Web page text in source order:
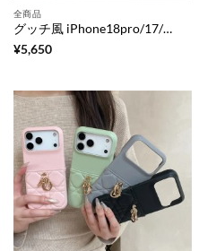
全商品
グッチ風 iPhone18pro/17/16 ケース キラキラ iphone18promax/17pro/17promax ケース クリア ブランド iphone16pro/15pro ケース ラメ グリッター iphone14/13 ケース キラキラ ブランド スマホケース 大人 可愛い
¥5,650